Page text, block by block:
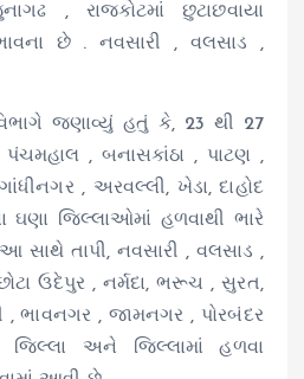
, રાજકોટમાં છુટાછવાયા
છે . નવસારી , વલસાડ ,
જણાવ્યું હતું કે, 23 થી 27
, બનાસકાંઠા , પાટણ ,
, અરવલ્લી, ખેડા, દાહોદ
ઘણા જિલ્લાઓમાં હળવાથી ભારે
સાથે તાપી, નવસારી , વલસાડ ,
ઉદેપુર , નર્મદા, ભરૂચ , સુરત,
, ભાવનગર , જામનગર , પોરબંદર
અને જિલ્‍લામાં હળવા